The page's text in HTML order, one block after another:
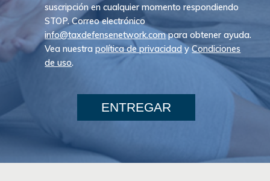
suscripción en cualquier momento respondiendo
STOP. Correo electrónico
info@taxdefensenetwork.compara obtener ayuda.
Vea nuestrapolítica de privacidad yCondiciones
de uso.
ENTREGAR